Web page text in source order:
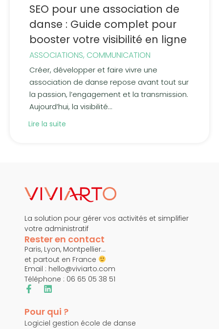
SEO pour une association de
danse : Guide complet pour
booster votre visibilité en ligne
ASSOCIATIONS, COMMUNICATION
Créer, développer et faire vivre une
association de danse repose avant tout sur
la passion, l’engagement et la transmission.
Aujourd’hui, la visibilité...
Lire la suite
La solution pour gérer vos activités et simplifier
votre administratif
Rester en contact
Paris, Lyon, Montpellier…
et partout en France
Email : hello@viviarto.com
Téléphone : 06 65 05 38 51
Pour qui ?
Logiciel gestion école de danse